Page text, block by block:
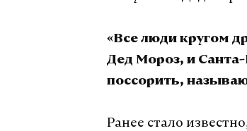
«Все люди кругом
Дед Мороз, и Санта-
поссорить,
Ранее стало